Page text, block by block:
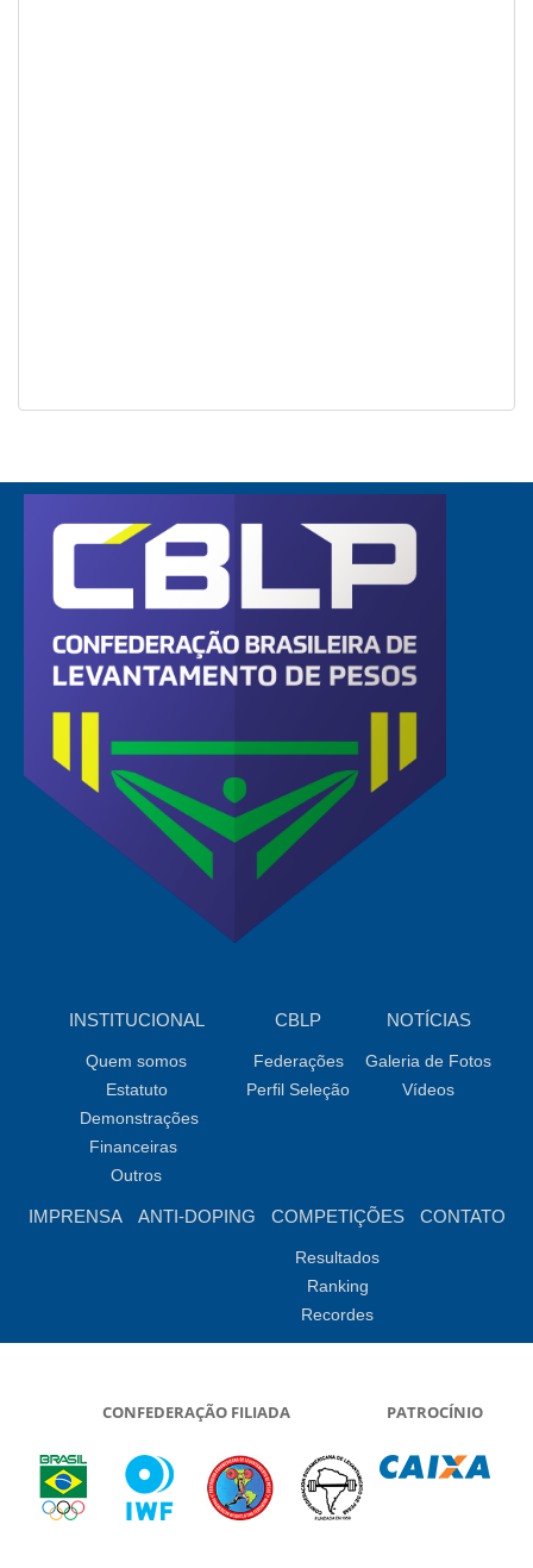
INSTITUCIONAL
Quem somos
Estatuto
Demonstrações
Financeiras
Outros
CBLP
Federações
Perfil Seleção
NOTÍCIAS
Galeria de Fotos
Vídeos
IMPRENSA ANTI-DOPING COMPETIÇÕES
Resultados
Ranking
Recordes
CONTATO
CONFEDERAÇÃO FILIADA PATROCÍNIO